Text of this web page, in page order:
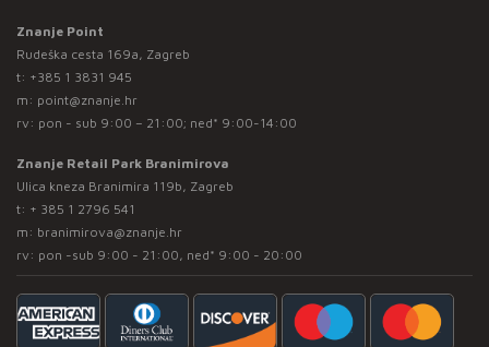
Znanje Point
Rudeška cesta 169a, Zagreb
t: +385 1 3831 945
m: point@znanje.hr
rv: pon - sub 9:00 – 21:00; ned* 9:00-14:00
Znanje Retail Park Branimirova
Ulica kneza Branimira 119b, Zagreb
t: + 385 1 2796 541
m: branimirova@znanje.hr
rv: pon -sub 9:00 - 21:00, ned* 9:00 - 20:00